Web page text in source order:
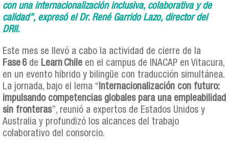
con una internacionalización inclusiva, colaborativa y de
calidad”, expresó el Dr. René Garrido Lazo, director del
DRII.
Este mes se llevó a cabo la actividad de cierre de la
Fase 6de Learn Chile en el campus de INACAP en Vitacura,
en un evento híbrido y bilingüe con traducción simultánea.
La jornada, bajo el lema “ Internacionalización con futuro:
impulsando competencias globales para una empleabilidad
sin fronteras”, reunió a expertos de Estados Unidos y
Australia y profundizó los alcances del trabajo
colaborativo del consorcio.